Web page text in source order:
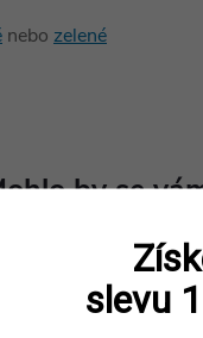
nebo zelené
slevu